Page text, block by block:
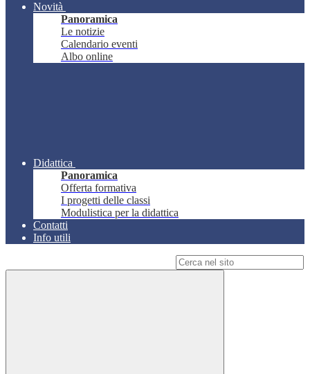
Novità
Panoramica
Le notizie
Calendario eventi
Albo online
Didattica
Panoramica
Offerta formativa
I progetti delle classi
Modulistica per la didattica
Contatti
Info utili